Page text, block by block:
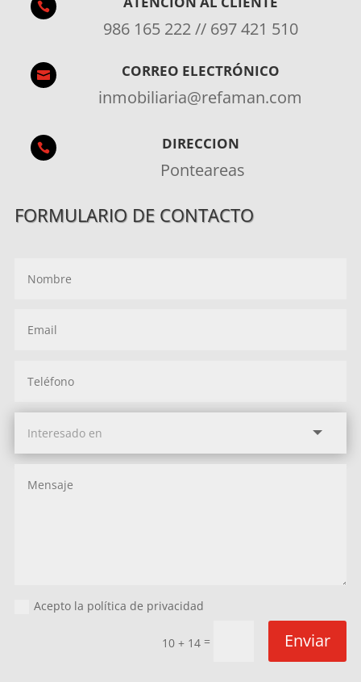

986 165 222 // 697 421 510
 CORREO ELECTRÓNICO
inmobiliaria@refaman.com
 DIRECCION
Ponteareas
FORMULARIO DE CONTACTO
Acepto la política de privacidad
10 + 14 = Enviar